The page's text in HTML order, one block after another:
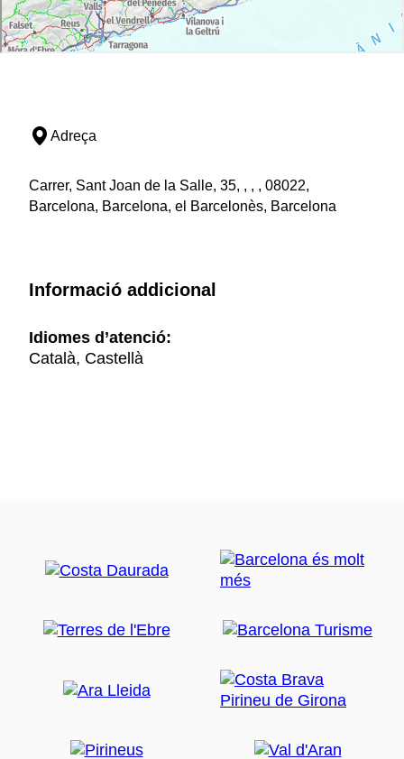
Adreça
Carrer, Sant Joan de la Salle, 35, , , , 08022,
Barcelona, Barcelona, el Barcelonès, Barcelona
Informació addicional
Idiomes d’atenció:
Català, Castellà